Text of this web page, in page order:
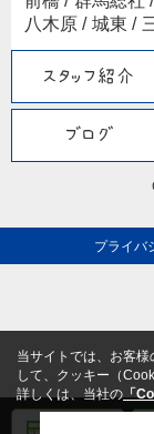
八木原 / 城東 /
プライバ
当サイトでは、お客
して、クッキー（
詳しくは、当社の「